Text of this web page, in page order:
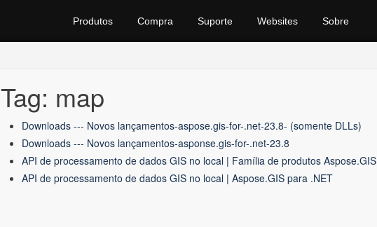
Produtos Compra Suporte Websites Sobre
Tag: map
Downloads --- Novos lançamentos-aspose.gis-for-.net-23.8- (somente DLLs)
Downloads --- Novos lançamentos-asponse.gis-for-.net-23.8
API de processamento de dados GIS no local | Família de produtos Aspose.GIS
API de processamento de dados GIS no local | Aspose.GIS para .NET